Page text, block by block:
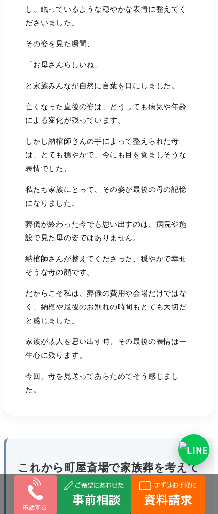
し、眠っているような穏やかな表情に整えてく
ださいました。
その姿を見た瞬間、
「お母さんらしいね」
と家族みんなが自然に言葉を口にしました。
亡くなった直後の姿は、どうしても病気や年齢
による変化が残っています。
しかし納棺師さんの手によって整えられた母
は、とても穏やかで、今にも目を覚ましそうな
表情でした。
私たち家族にとって、その姿が最後の母の記憶
になりました。
葬儀が終わった今でも思い出すのは、病院や施
設で見た母の姿ではありません。
納棺師さんが整えてくださった、穏やかで幸せ
そうな母の顔です。
だからこそ私は、葬儀の費用や会場だけではな
く、納棺や最後のお別れの時間もとても大切だ
と感じました。
家族が故人を思い出す時、その最後の表情は一
生心に残ります。
今回、母を見送ってあらためてそう感じまし
た。
これから町屋斎場で家族葬を考えて
いる方へ
家族葬は初めての方がほとんどです。